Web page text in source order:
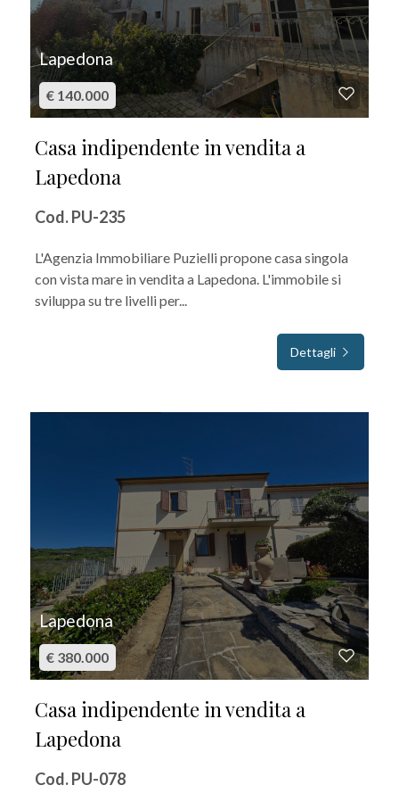
Lapedona
€ 140.000
Casa indipendente in vendita a
Lapedona
Cod. PU-235
L'Agenzia Immobiliare Puzielli propone casa singola
con vista mare in vendita a Lapedona. L'immobile si
sviluppa su tre livelli per...
Dettagli
Lapedona
€ 380.000
Casa indipendente in vendita a
Lapedona
Cod. PU-078